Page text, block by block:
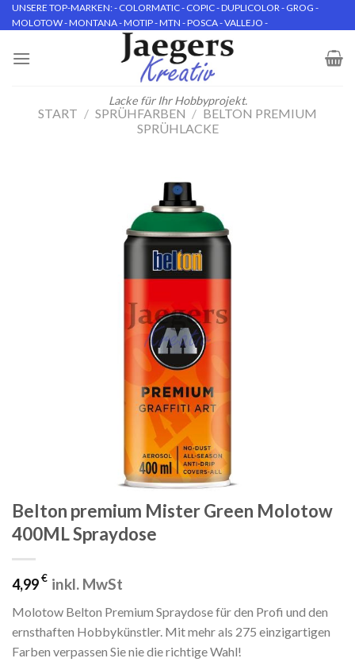
Skip
to
UNSERE TOP-MARKEN: - COLORMATIC - COPIC - DUPLICOLOR - GROG -
MOLOTOW - MONTANA - MOTIP - MTN - POSCA - VALLEJO -
Lacke für Ihr Hobbyprojekt.
START / SPRÜHFARBEN / BELTON PREMIUM
SPRÜHLACKE
Belton premium Mister Green Molotow
400ML Spraydose
4,99€ inkl. MwSt
Molotow Belton Premium Spraydose für den Profi und den
ernsthaften Hobbykünstler. Mit mehr als 275 einzigartigen
Farben verpassen Sie nie die richtige Wahl!